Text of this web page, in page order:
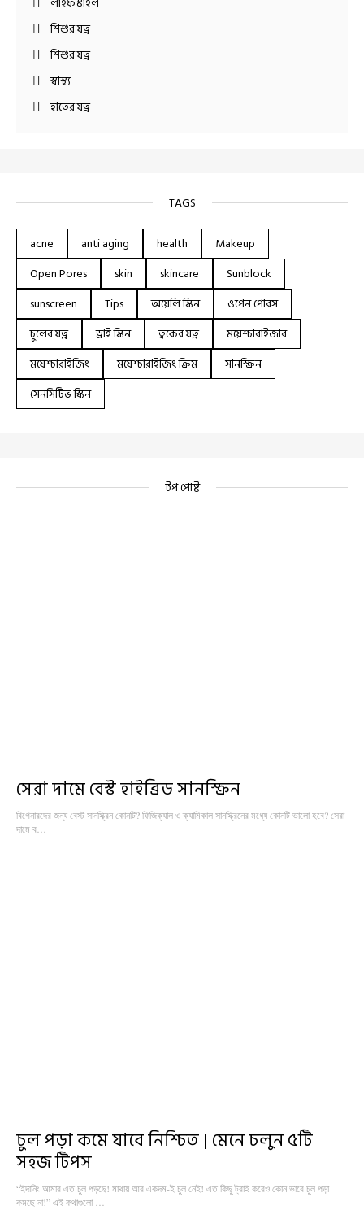
শিশুর যত্ন
শিশুর যত্ন
স্বাস্থ্য
হাতের যত্ন
TAGS
acne anti aging health
Makeup
Open Pores
skin skincare
Sunblock
sunscreen
Tips অয়েলি স্কিন
ওপেন পোরস
চুলের যত্ন
ড্রাই স্কিন ত্বকের যত্ন
ময়েশ্চারাইজার
ময়েশ্চারাইজিং
ময়েশ্চারাইজিং ক্রিম
সানস্ক্রিন
সেনসিটিভ স্কিন
টপ পোষ্ট
সেরা দামে বেস্ট হাইব্রিড সানস্ক্রিন
বিগেনারদের জন্য বেস্ট সানস্ক্রিন কোনটি? ফিজিক্যাল ও ক্যামিকাল সানস্ক্রিনের মধ্যে কোনটি ভালো হবে? সেরা
দামে ব…
চুল পড়া কমে যাবে নিশ্চিত | মেনে চলুন ৫টি
সহজ টিপস
“ইদানিং আমার এত চুল পড়ছে! মাথায় আর একদম-ই চুল নেই! এত কিছু ট্রাই করেও কোন ভাবে চুল পড়া
কমছে না!” এই কথাগুলো …